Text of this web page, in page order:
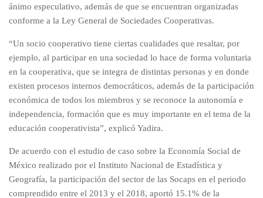
ánimo especulativo, además de que se encuentran organizadas
conforme a la Ley General de Sociedades Cooperativas.
“Un socio cooperativo tiene ciertas cualidades que resaltar, por
ejemplo, al participar en una sociedad lo hace de forma voluntaria
en la cooperativa, que se integra de distintas personas y en donde
existen procesos internos democráticos, además de la participación
económica de todos los miembros y se reconoce la autonomía e
independencia, formación que es muy importante en el tema de la
educación cooperativista”, explicó Yadira.
De acuerdo con el estudio de caso sobre la Economía Social de
México realizado por el Instituto Nacional de Estadística y
Geografía, la participación del sector de las Socaps en el periodo
comprendido entre el 2013 y el 2018, aportó 15.1% de la